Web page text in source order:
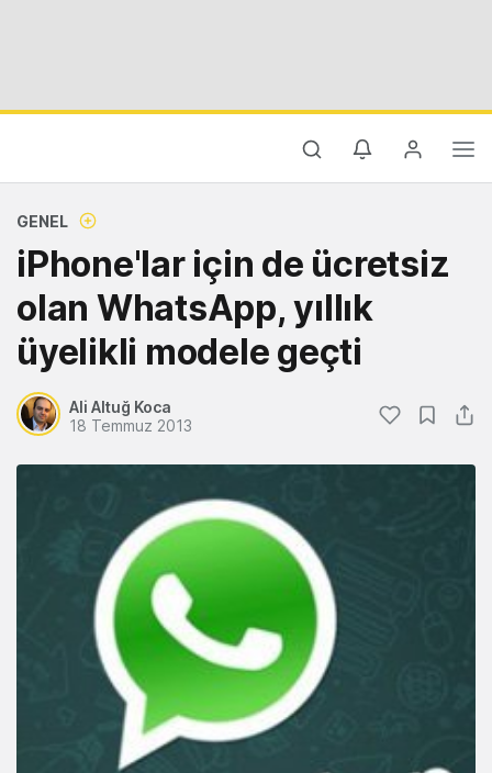
GENEL
iPhone'lar için de ücretsiz
olan WhatsApp, yıllık
üyelikli modele geçti
Ali Altuğ Koca
18 Temmuz 2013